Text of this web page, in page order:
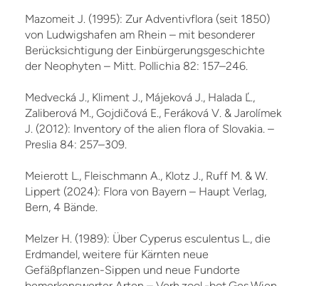
Mazomeit J. (1995): Zur Adventivflora (seit 1850)
von Ludwigshafen am Rhein – mit besonderer
Berücksichtigung der Einbürgerungsgeschichte
der Neophyten – Mitt. Pollichia 82: 157–246.
Medvecká J., Kliment J., Májeková J., Halada Ľ.,
Zaliberová M., Gojdičová E., Feráková V. & Jarolímek
J. (2012): Inventory of the alien flora of Slovakia. –
Preslia 84: 257–309.
Meierott L., Fleischmann A., Klotz J., Ruff M. & W.
Lippert (2024): Flora von Bayern – Haupt Verlag,
Bern, 4 Bände.
Melzer H. (1989): Über Cyperus esculentus L., die
Erdmandel, weitere für Kärnten neue
Gefäßpflanzen-Sippen und neue Fundorte